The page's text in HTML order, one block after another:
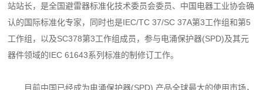
站站长，是全国避雷器标准化技术委员会委员、中国电器工业协会确
认的国际标准化专家，同时也是IEC/TC 37/SC 37A第3工作组和第5
工作组，以及SC378第3工作组成员，参与电涌保护器(SPD)及其元
器件领域的IEC 61643系列标准的制修订工作。
目前中国已经成为电涌保护器(SPD) 产品全球最大的使用市场，